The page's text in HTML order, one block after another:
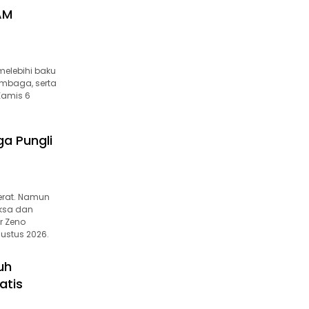
baku
serta
6
Pungli
Namun
dan
Zeno
2026.